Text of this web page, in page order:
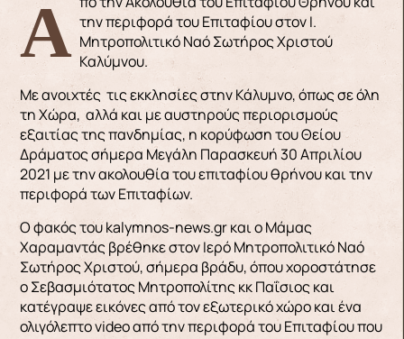
Από την Ακολουθία του Επιταφίου Θρήνου και την περιφορά του Επιταφίου στον Ι.
Μητροπολιτικό Ναό Σωτήρος Χριστού
Καλύμνου.
Με ανοιχτές τις εκκλησίες στην Κάλυμνο, όπως σε όλη
τη Χώρα, αλλά και με αυστηρούς περιορισμούς
εξαιτίας της πανδημίας, η κορύφωση του Θείου
Δράματος σήμερα Μεγάλη Παρασκευή 30 Απριλίου
2021 με την ακολουθία του επιταφίου θρήνου και την
περιφορά των Επιταφίων.
Ο φακός του kalymnos-news.gr και ο Μάμας
Χαραμαντάς βρέθηκε στον Ιερό Μητροπολιτικό Ναό
Σωτήρος Χριστού, σήμερα βράδυ, όπου χοροστάτησε
ο Σεβασμιότατος Μητροπολίτης κκ Παΐσιος και
κατέγραψε εικόνες από τον εξωτερικό χώρο και ένα
ολιγόλεπτο video από την περιφορά του Επιταφίου που